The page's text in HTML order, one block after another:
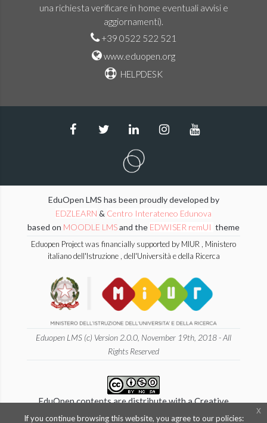
una richiesta verificare in home eventuali avvisi e
aggiornamenti).
+39 0522 522 521
www.eduopen.org
HELPDESK
EduOpen LMS has been proudly developed by
EDZLEARN & Centro Interateneo Edunova
based on MOODLE LMSand the EDWISER remUI theme
Eduopen Project was financially supported by MIUR , Ministero
italiano dell'Istruzione , dell'Università e della Ricerca
Eduopen LMS (c) Version 2.0.0, November 19th, 2018 - All
Rights Reserved
EduOpen contents are distribute with a Creative
Commons 4.0 International
If you continue browsing this website, you agree to our policies:
x